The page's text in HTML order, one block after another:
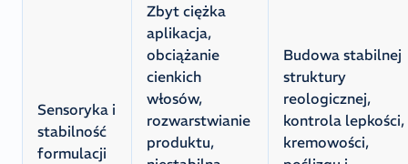
Sensoryka i
stabilność
formulacji
Zbyt ciężka
aplikacja,
obciążanie
cienkich
włosów,
rozwarstwianie
produktu,
Budowa stabilnej
struktury
reologicznej,
kontrola lepkości,
kremowości,